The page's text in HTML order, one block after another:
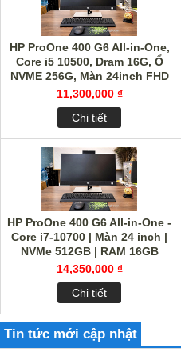
HP ProOne 400 G6 All-in-One,
Core i5 10500, Dram 16G, Ổ
NVME 256G, Màn 24inch FHD
11,300,000 ₫
Chi tiết
HP ProOne 400 G6 All-in-One -
Core i7-10700 | Màn 24 inch |
NVMe 512GB | RAM 16GB
14,350,000 ₫
Chi tiết
Tin tức mới cập nhật